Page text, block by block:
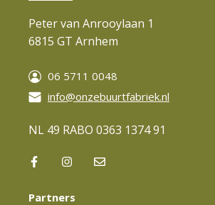
Peter van Anrooylaan 1
6815 GT Arnhem
06 5711 0048
info@onzebuurtfabriek.nl
NL 49 RABO 0363 1374 91
Partners